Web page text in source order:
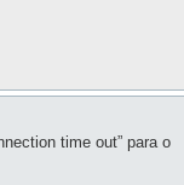
time out” para o